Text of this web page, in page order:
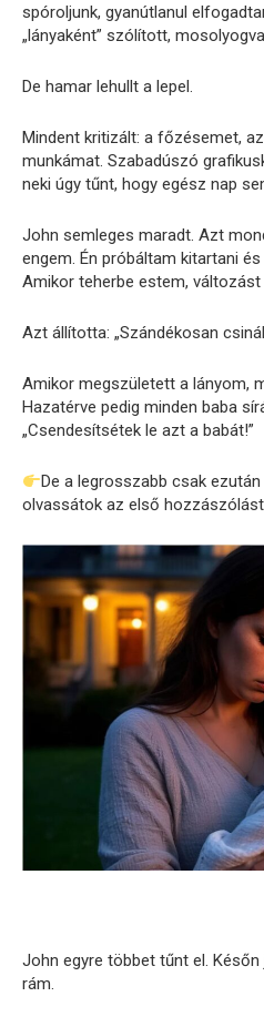
spóroljunk, gyanútlanul
„lányaként” szólított,
De hamar lehullt a lepel.
Mindent kritizált: a főzésemet,
munkámat. Szabadúszó
neki úgy tűnt, hogy egész nap
John semleges maradt. Azt
engem. Én próbáltam kitartani
Amikor teherbe estem, változást
Azt állította: „Szándékosan
Amikor megszületett a lányom,
Hazatérve pedig minden baba
„Csendesítsétek le azt a babát!”
De a legrosszabb csak
olvassátok az első hozzászólást
John egyre többet tűnt el.
rám.